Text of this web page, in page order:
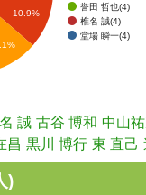
誉田 哲也(4)
椎名 誠(4)
堂場 瞬一(4)
10.9%
誠 古谷 博和 中山
昌 黒川 博行 東 直己
)